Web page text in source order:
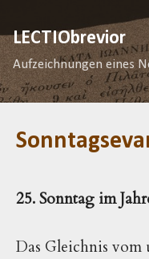
LECTIObrevior
Aufzeichnungen eines
25. Sonntag im
Das Gleichnis